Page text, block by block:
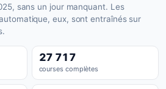
sans un jour manquant. Les
eux, sont entraînés sur
27 717
courses complètes